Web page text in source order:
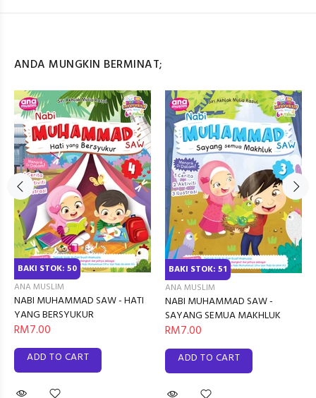
ANDA MUNGKIN BERMINAT;
BAKI STOK: 50
ANA MUSLIM
NABI MUHAMMAD SAW - HATI
YANG BERSYUKUR
RM7.00
ADD TO CART
BAKI STOK: 51
ANA MUSLIM
NABI MUHAMMAD SAW -
SAYANG SEMUA MAKHLUK
RM7.00
ADD TO CART